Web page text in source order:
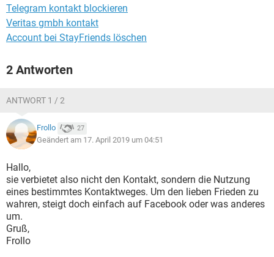
Telegram kontakt blockieren
Veritas gmbh kontakt
Account bei StayFriends löschen
2 Antworten
ANTWORT 1 / 2
Frollo 27
Geändert am 17. April 2019 um 04:51
Hallo,
sie verbietet also nicht den Kontakt, sondern die Nutzung
eines bestimmtes Kontaktweges. Um den lieben Frieden zu
wahren, steigt doch einfach auf Facebook oder was anderes
um.
Gruß,
Frollo